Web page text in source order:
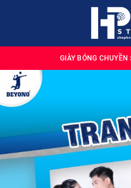
GIÀY BÓNG CHUYỀN